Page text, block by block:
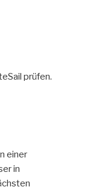
prüfen.
einer
in